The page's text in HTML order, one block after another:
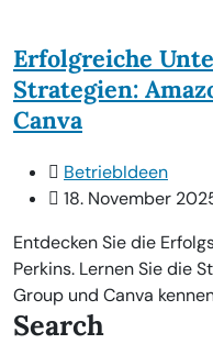
Erfolgreiche
Strategien:
Canva
BetriebIdeen
18. November
Entdecken Sie die
Perkins. Lernen Sie die
Group und Canva
Search